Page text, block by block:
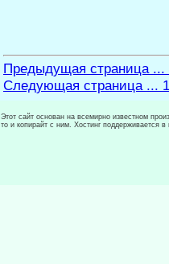
Предыдущая страница ...
Следующая страница ...
Этот сайт основан на всемирно известном
то и копирайт с ним. Хостинг поддерживается